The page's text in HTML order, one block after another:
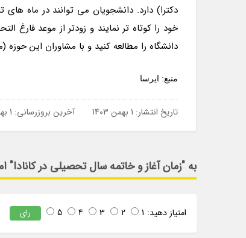
دکترا) دارد. دانشجویان می توانند در ماه
خود را کوتاه تر نمایند و زودتر از موعد
دانشگاه را مطالعه کنید و با مشاوران این
منبع: ایرسا
تاریخ انتشار: 1 بهمن 1403 آخرین بروزرسانی: 1 بهمن 1403
به "زمان آغاز و خاتمه سال تحصیلی در کانادا"
امتیاز دهید: 1
2
3
4
5 رای